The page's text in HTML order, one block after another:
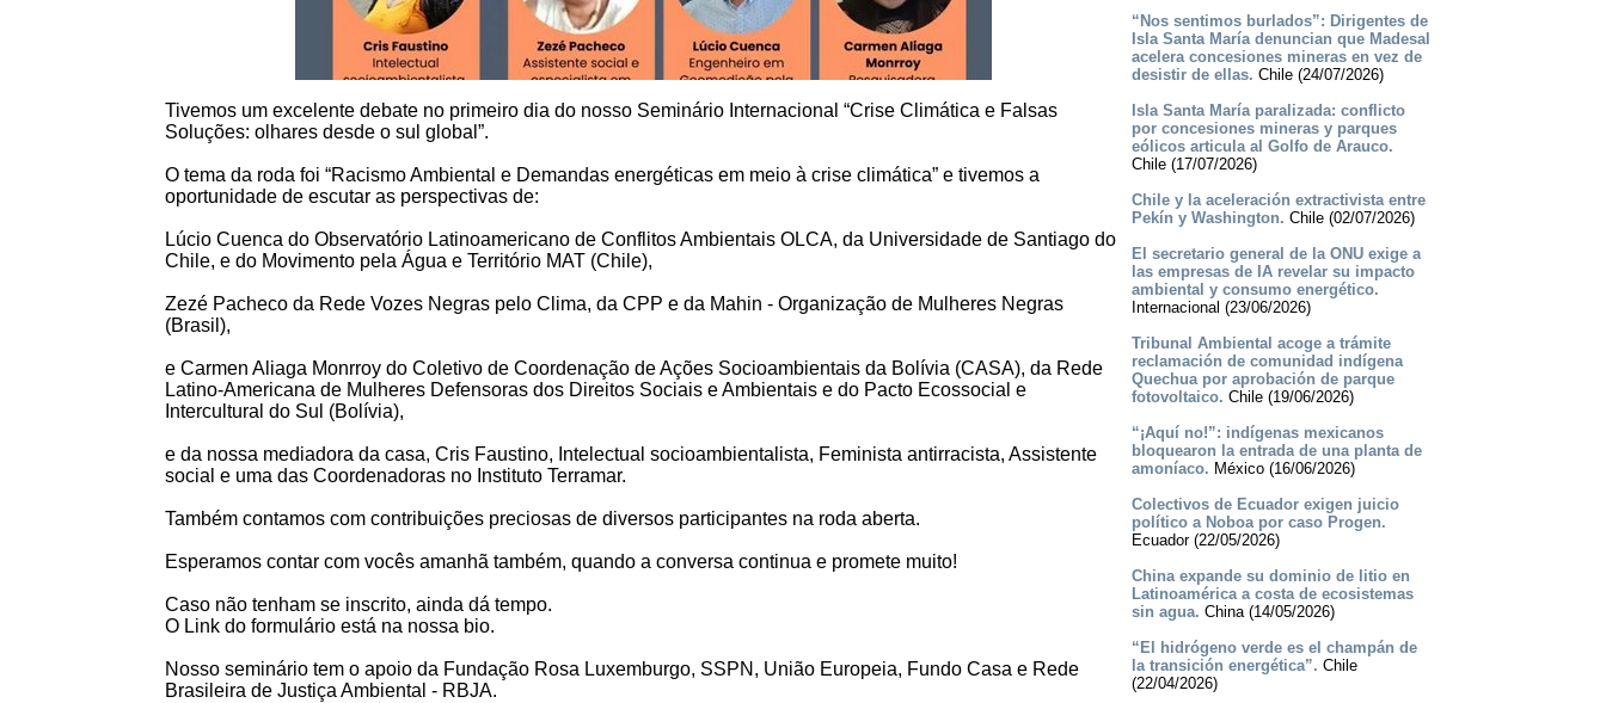
Tivemos um excelente debate no primeiro dia do nosso Seminário Internacional “Crise Climática e Falsas
Soluções: olhares desde o sul global”.
O tema da roda foi “Racismo Ambiental e Demandas energéticas em meio à crise climática” e tivemos a
oportunidade de escutar as perspectivas de:
Lúcio Cuenca do Observatório Latinoamericano de Conflitos Ambientais OLCA, da Universidade de Santiago do
Chile, e do Movimento pela Água e Território MAT (Chile),
Zezé Pacheco da Rede Vozes Negras pelo Clima, da CPP e da Mahin - Organização de Mulheres Negras
(Brasil),
e Carmen Aliaga Monrroy do Coletivo de Coordenação de Ações Socioambientais da Bolívia (CASA), da Rede
Latino-Americana de Mulheres Defensoras dos Direitos Sociais e Ambientais e do Pacto Ecossocial e
Intercultural do Sul (Bolívia),
e da nossa mediadora da casa, Cris Faustino, Intelectual socioambientalista, Feminista antirracista, Assistente
social e uma das Coordenadoras no Instituto Terramar.
Também contamos com contribuições preciosas de diversos participantes na roda aberta.
Esperamos contar com vocês amanhã também, quando a conversa continua e promete muito!
Caso não tenham se inscrito, ainda dá tempo.
O Link do formulário está na nossa bio.
Nosso seminário tem o apoio da Fundação Rosa Luxemburgo, SSPN, União Europeia, Fundo Casa e Rede
Brasileira de Justiça Ambiental - RBJA.
“Nos sentimos burlados”: Dirigentes de
Isla Santa María denuncian que Madesal
acelera concesiones mineras en vez de
desistir de ellas. Chile (24/07/2026)
Isla Santa María paralizada: conflicto
por concesiones mineras y parques
eólicos articula al Golfo de Arauco.
Chile (17/07/2026)
Chile y la aceleración extractivista entre
Pekín y Washington. Chile (02/07/2026)
El secretario general de la ONU exige a
las empresas de IA revelar su impacto
ambiental y consumo energético.
Internacional (23/06/2026)
Tribunal Ambiental acoge a trámite
reclamación de comunidad indígena
Quechua por aprobación de parque
fotovoltaico. Chile (19/06/2026)
“¡Aquí no!”: indígenas mexicanos
bloquearon la entrada de una planta de
amoníaco. México (16/06/2026)
Colectivos de Ecuador exigen juicio
político a Noboa por caso Progen.
Ecuador (22/05/2026)
China expande su dominio de litio en
Latinoamérica a costa de ecosistemas
sin agua. China (14/05/2026)
“El hidrógeno verde es el champán de
la transición energética”. Chile
(22/04/2026)